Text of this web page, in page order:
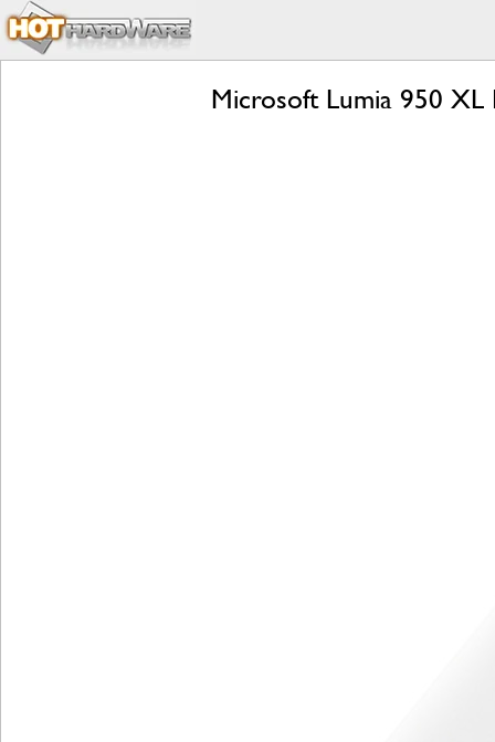
Microsoft Lumia 950 XL